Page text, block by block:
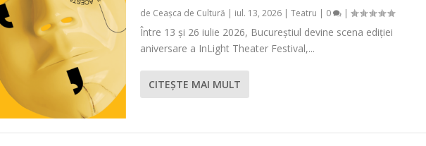
de Ceașca de Cultură | iul. 13, 2026| Teatru | 0 |
Între 13 și 26 iulie 2026, Bucureștiul devine scena ediției
aniversare a InLight Theater Festival,...
CITEŞTE MAI MULT